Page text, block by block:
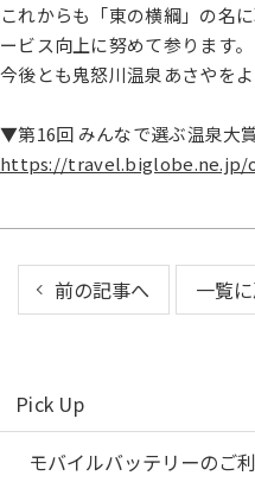
これからも「東の横綱」の名
ービス向上に努めて参ります。
今後とも鬼怒川温泉あさやを
▼第16回 みんなで選ぶ温泉大
https://travel.biglobe.ne.jp/
前の記事へ 一覧
Pick Up
モバイルバッテリーのご